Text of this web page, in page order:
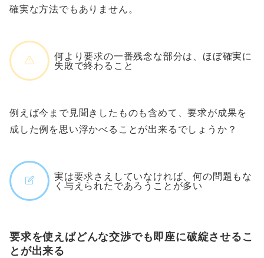
確実な方法でもありません。
何より要求の一番残念な部分は、ほぼ確実に
失敗で終わること
例えば今まで見聞きしたものも含めて、要求が成果を
成した例を思い浮かべることが出来るでしょうか？
実は要求さえしていなければ、何の問題もな
く与えられたであろうことが多い
要求を使えばどんな交渉でも即座に破綻させるこ
とが出来る